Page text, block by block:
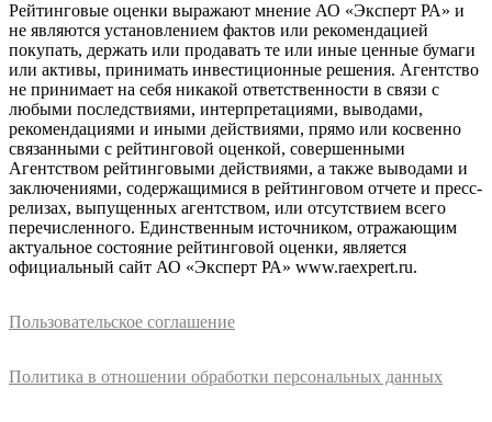
Рейтинговые оценки выражают мнение АО «Эксперт РА» и
не являются установлением фактов или рекомендацией
покупать, держать или продавать те или иные ценные бумаги
или активы, принимать инвестиционные решения. Агентство
не принимает на себя никакой ответственности в связи с
любыми последствиями, интерпретациями, выводами,
рекомендациями и иными действиями, прямо или косвенно
связанными с рейтинговой оценкой, совершенными
Агентством рейтинговыми действиями, а также выводами и
заключениями, содержащимися в рейтинговом отчете и пресс-
релизах, выпущенных агентством, или отсутствием всего
перечисленного. Единственным источником, отражающим
актуальное состояние рейтинговой оценки, является
официальный сайт АО «Эксперт РА» www.raexpert.ru.
Пользовательское соглашение
Политика в отношении обработки персональных данных